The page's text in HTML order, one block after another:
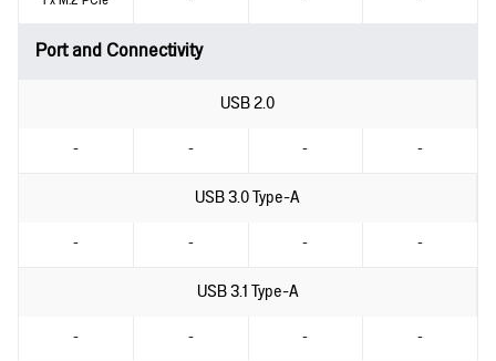
Port and Connectivity
USB 2.0
- - - -
USB 3.0 Type-A
- - - -
USB 3.1 Type-A
- - - -